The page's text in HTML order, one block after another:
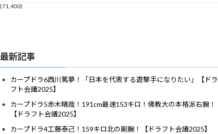
(71,400)
最新記事
カープドラ6西川篤夢！「日本を代表する遊撃手になりたい」【ドラ
フト会議2025】
カープドラ5赤木晴哉！191cm最速153キロ！佛教大の本格派右腕！
【ドラフト会議2025】
カープドラ4工藤泰己！159キロ北の剛腕！【ドラフト会議2025】